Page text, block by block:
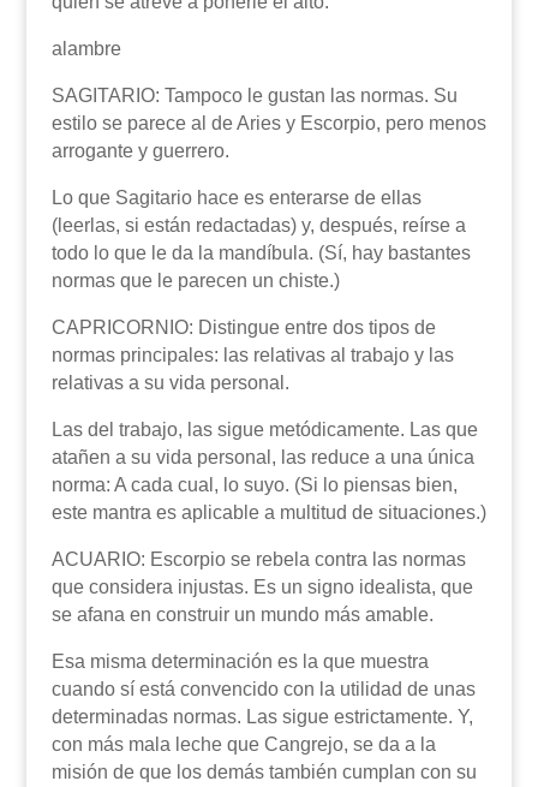
alambre
SAGITARIO: Tampoco le gustan las normas. Su
estilo se parece al de Aries y Escorpio, pero menos
arrogante y guerrero.
Lo que Sagitario hace es enterarse de ellas
(leerlas, si están redactadas) y, después, reírse a
todo lo que le da la mandíbula. (Sí, hay bastantes
normas que le parecen un chiste.)
CAPRICORNIO: Distingue entre dos tipos de
normas principales: las relativas al trabajo y las
relativas a su vida personal.
Las del trabajo, las sigue metódicamente. Las que
atañen a su vida personal, las reduce a una única
norma: A cada cual, lo suyo. (Si lo piensas bien,
este mantra es aplicable a multitud de situaciones.)
ACUARIO: Escorpio se rebela contra las normas
que considera injustas. Es un signo idealista, que
se afana en construir un mundo más amable.
Esa misma determinación es la que muestra
cuando sí está convencido con la utilidad de unas
determinadas normas. Las sigue estrictamente. Y,
con más mala leche que Cangrejo, se da a la
misión de que los demás también cumplan con su